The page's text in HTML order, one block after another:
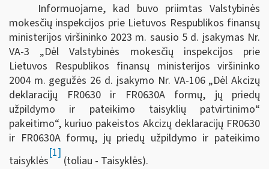
Informuojame, kad buvo priimtas Valstybinės
mokesčių inspekcijos prie Lietuvos Respublikos finansų
ministerijos viršininko 2023 m. sausio 5 d. įsakymas Nr.
VA-3 „Dėl Valstybinės mokesčių inspekcijos prie
Lietuvos Respublikos finansų ministerijos viršininko
2004 m. gegužės 26 d. įsakymo Nr. VA-106 „Dėl Akcizų
deklaracijų FR0630 ir FR0630A formų, jų priedų
užpildymo ir pateikimo taisyklių patvirtinimo“
pakeitimo“, kuriuo pakeistos Akcizų deklaracijų FR0630
ir FR0630A formų, jų priedų užpildymo ir pateikimo
taisyklės
[1]
(toliau - Taisyklės).